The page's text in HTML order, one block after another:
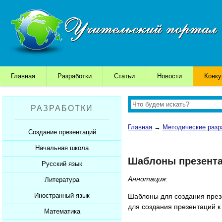
Главная Разработки Статьи Новости
РАЗРАБОТКИ
Создание презентаций
Шаблоны для презентаций
Советы начинающим
Советы дедушки
К презентации...
Начальная школа
Уроки
Презентации
Мультимедийные тесты
Печатные тесты
Русский язык
Уроки
Презентации
Мультимедийные тесты
Литература
Уроки
Презентации
Иностранный язык
Уроки
Математика
Главная → Методические
Шаблоны
Аннотация:
Шаблоны для создания
для создания презентаций